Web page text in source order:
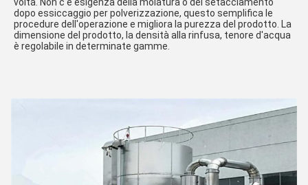
dopo essiccaggio per polverizzazione, questo semplifica le
procedure dell'operazione e migliora la purezza del prodotto. La
dimensione del prodotto, la densità alla rinfusa, tenore d'acqua
è regolabile in determinate gamme.